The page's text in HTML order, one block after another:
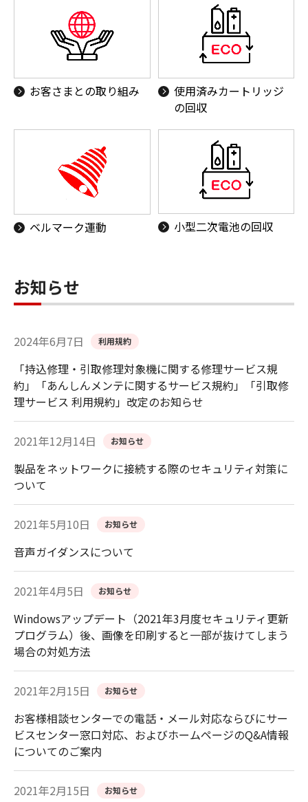
お客さまとの取り組み
使用済みカートリッジ
の回収
ベルマーク運動 小型二次電池の回収
お知らせ
2024年6月7日 利用規約
「持込修理・引取修理対象機に関する修理サービス規
約」「あんしんメンテに関するサービス規約」「引取修
理サービス 利用規約」改定のお知らせ
2021年12月14日 お知らせ
製品をネットワークに接続する際のセキュリティ対策に
ついて
2021年5月10日 お知らせ
音声ガイダンスについて
2021年4月5日 お知らせ
Windowsアップデート（2021年3月度セキュリティ更新
プログラム）後、画像を印刷すると一部が抜けてしまう
場合の対処方法
2021年2月15日 お知らせ
お客様相談センターでの電話・メール対応ならびにサー
ビスセンター窓口対応、およびホームページのQ&A情報
についてのご案内
2021年2月15日 お知らせ